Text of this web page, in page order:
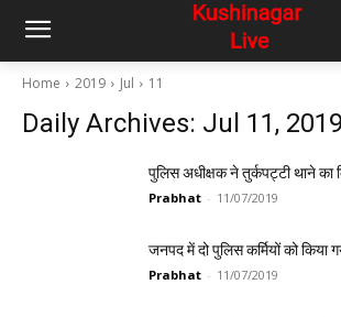
Home 2019 Jul 11
Daily Archives: Jul 11, 2019
पुलिस अधीक्षक ने तुर्कपट्टी थाने का
Prabhat - 11/07/2019
जनपद में दो पुलिस कर्मियों को किया
Prabhat - 11/07/2019